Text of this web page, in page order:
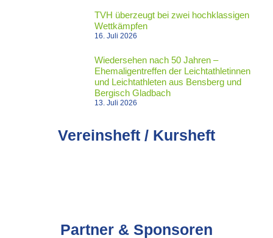
TVH überzeugt bei zwei hochklassigen
Wettkämpfen
16. Juli 2026
Wiedersehen nach 50 Jahren –
Ehemaligentreffen der Leichtathletinnen
und Leichtathleten aus Bensberg und
Bergisch Gladbach
13. Juli 2026
Vereinsheft / Kursheft
Partner & Sponsoren